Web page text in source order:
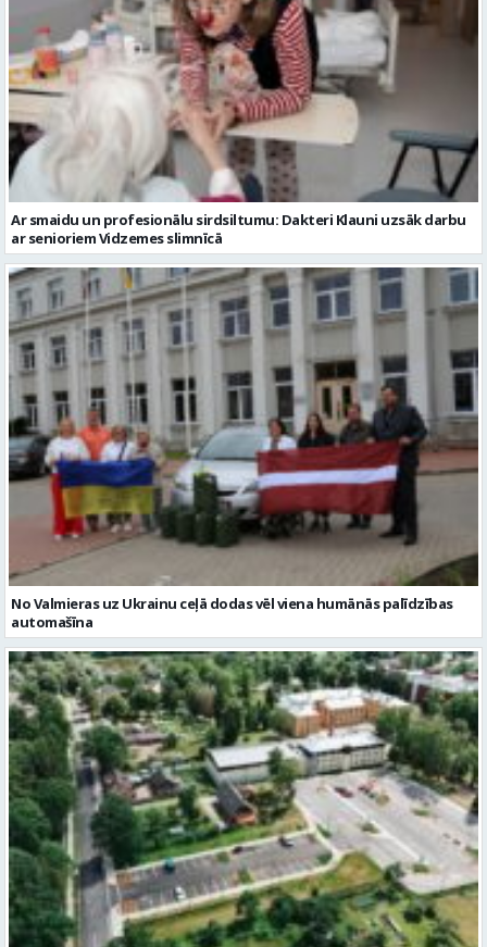
Ar smaidu un profesionālu sirdsiltumu: Dakteri Klauni uzsāk darbu
ar senioriem Vidzemes slimnīcā
No Valmieras uz Ukrainu ceļā dodas vēl viena humānās palīdzības
automašīna
Noslēgusies Semināra ielas pārbūve un stāvlaukuma izbūve
Valmierā
Reklāmraksti Skatīt visu